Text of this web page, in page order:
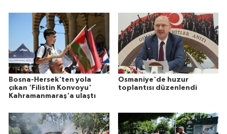
Bosna-Hersek'ten yola
çıkan 'Filistin Konvoyu'
Kahramanmaraş'a ulaştı
Osmaniye'de huzur
toplantısı düzenlendi